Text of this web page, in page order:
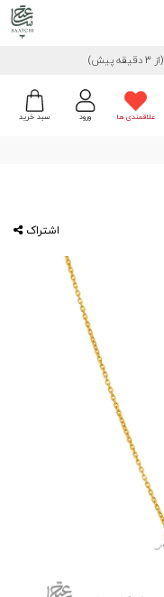
(از 3 دقیقه پیش)
سبد خرید ورود علاقمندی ها
اشتراک